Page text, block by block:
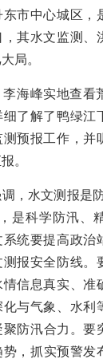
东市中心城区，
，其水文监测、
局。
李海峰实地查看
细了解了鸭绿江
测预报工作 ，并
。
， 水文测报是
是科学防汛、
系统要提高政治
测报安全防线。
情信息真实、准
化与气象、水利
聚防汛合力 。要
势，抓实预警发